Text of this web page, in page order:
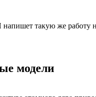
такую же работу
модели